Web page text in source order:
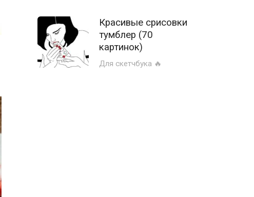
Красивые срисовки
тумблер (70
картинок)
Для скетчбука 🔥